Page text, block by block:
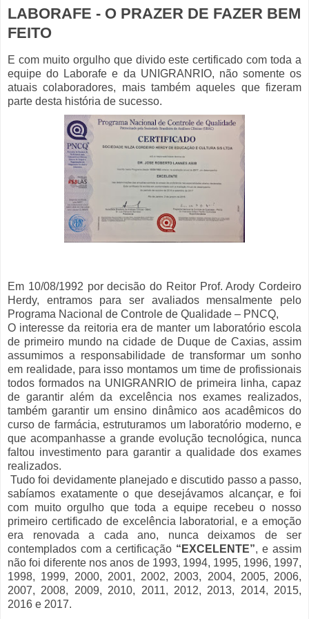
LABORAFE - O PRAZER DE FAZER BEM
FEITO
E com muito orgulho que divido este certificado com toda a
equipe do Laborafe e da UNIGRANRIO, não somente os
atuais colaboradores, mais também aqueles que fizeram
parte desta história de sucesso.
Em 10/08/1992 por decisão do Reitor Prof. Arody Cordeiro
Herdy, entramos para ser avaliados mensalmente pelo
Programa Nacional de Controle de Qualidade – PNCQ,
O interesse da reitoria era de manter um laboratório escola
de primeiro mundo na cidade de Duque de Caxias, assim
assumimos a responsabilidade de transformar um sonho
em realidade, para isso montamos um time de profissionais
todos formados na UNIGRANRIO de primeira linha, capaz
de garantir além da excelência nos exames realizados,
também garantir um ensino dinâmico aos acadêmicos do
curso de farmácia, estruturamos um laboratório moderno, e
que acompanhasse a grande evolução tecnológica, nunca
faltou investimento para garantir a qualidade dos exames
realizados.
Tudo foi devidamente planejado e discutido passo a passo,
sabíamos exatamente o que desejávamos alcançar, e foi
com muito orgulho que toda a equipe recebeu o nosso
primeiro certificado de excelência laboratorial, e a emoção
era renovada a cada ano, nunca deixamos de ser
contemplados com a certificação “EXCELENTE”, e assim
não foi diferente nos anos de 1993, 1994, 1995, 1996, 1997,
1998, 1999, 2000, 2001, 2002, 2003, 2004, 2005, 2006,
2007, 2008, 2009, 2010, 2011, 2012, 2013, 2014, 2015,
2016 e 2017.